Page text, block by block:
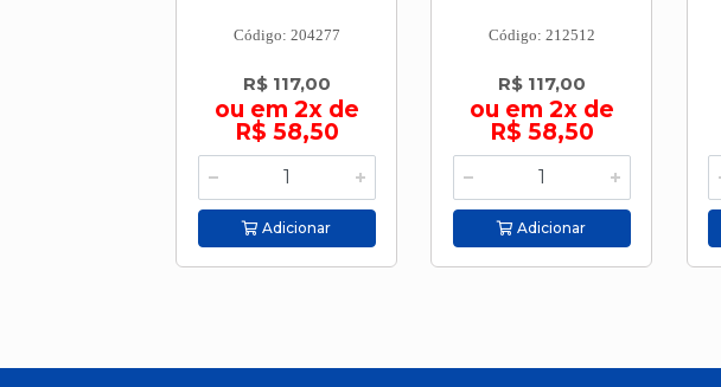
Código: 204277
R$ 117,00
ou em 2x de
R$ 58,50
Adicionar
Código: 212512
R$ 117,00
ou em 2x de
R$ 58,50
Adicionar